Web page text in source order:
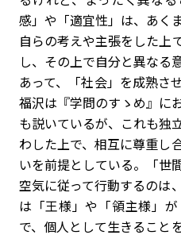
感」や「適宜性」は、あく
自らの考えや主張をした上
し、その上で自分と異なる
あって、「社会」を成熟さ
福沢は『学問のすゝめ』に
も説いているが、これも独
わした上で、相互に尊重し
いを前提としている。「世
空気に従って行動するのは
は「王様」や「領主様」
で、個人として生きること